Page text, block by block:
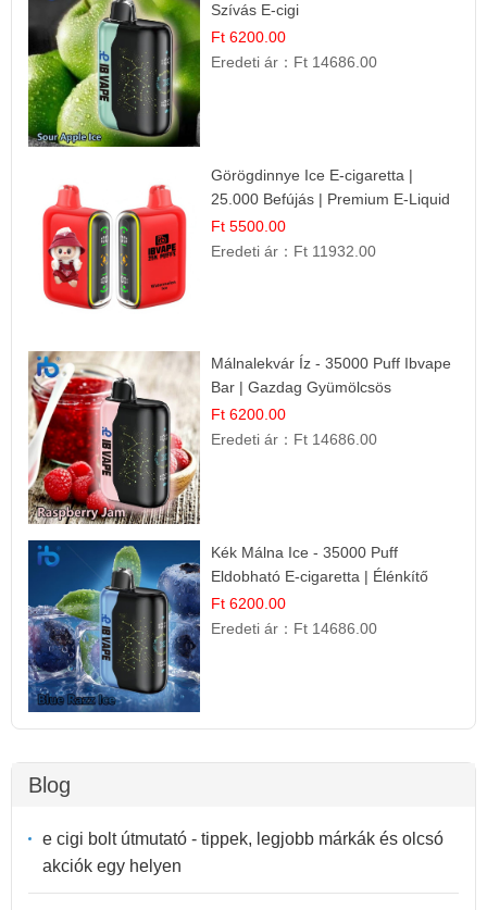
Szívás E-cigi
Ft 6200.00
Eredeti ár： Ft 14686.00
Görögdinnye Ice E-cigaretta |
25.000 Befújás | Premium E-Liquid
Ft 5500.00
Eredeti ár： Ft 11932.00
Málnalekvár Íz - 35000 Puff Ibvape
Bar | Gazdag Gyümölcsös
Ízélmény!
Ft 6200.00
Eredeti ár： Ft 14686.00
Kék Málna Ice - 35000 Puff
Eldobható E-cigaretta | Élénkítő
Gyümölcsös Frissesség!
Ft 6200.00
Eredeti ár： Ft 14686.00
Blog
e cigi bolt útmutató - tippek, legjobb márkák és olcsó
akciók egy helyen